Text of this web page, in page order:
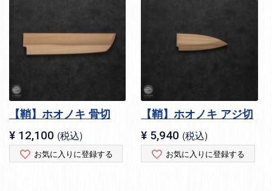
【鞘】ホオノキ 骨切
¥ 12,100 税込
お気に入りに登録する
【鞘】ホオノキ アジ切
¥ 5,940 税込
お気に入りに登録する